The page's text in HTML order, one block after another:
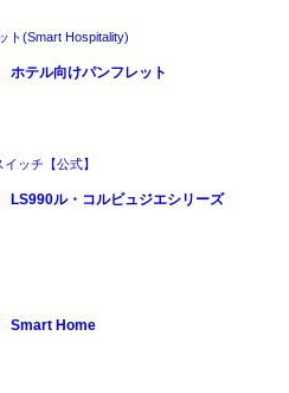
ホテル向けパンフレット
LS990ル・コルビュジエシリーズ
Smart Home